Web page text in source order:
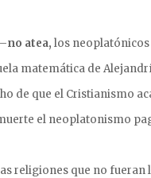
no atea, los
matemática de
de que el Cristianismo
el neoplatonismo
religiones que no